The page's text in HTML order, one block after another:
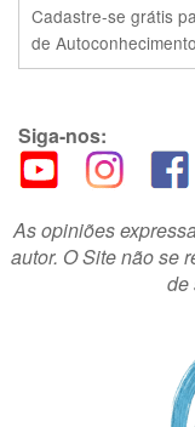
Cadastre-se grátis
de
Siga-nos:
As opiniões
autor. O Site não se
de